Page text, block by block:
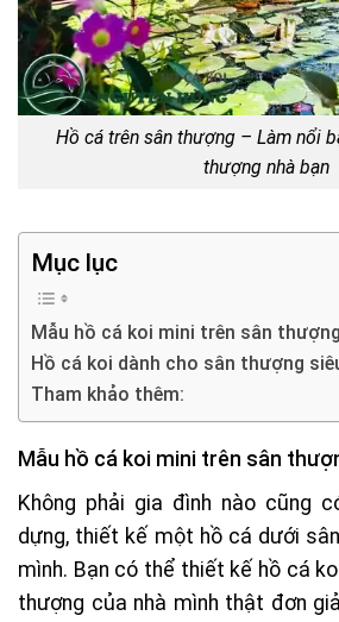
Hồ cá trên sân thượng – Làm nổi
thượng nhà bạn
Mục lục
Mẫu hồ cá koi mini trên sân thượng
Hồ cá koi dành cho sân thượng
Tham khảo thêm:
Mẫu hồ cá koi mini trên sân
Không phải gia đình nào cũng
dựng, thiết kế một hồ cá dưới
mình. Bạn có thể thiết kế hồ cá
thượng của nhà mình thật đơn